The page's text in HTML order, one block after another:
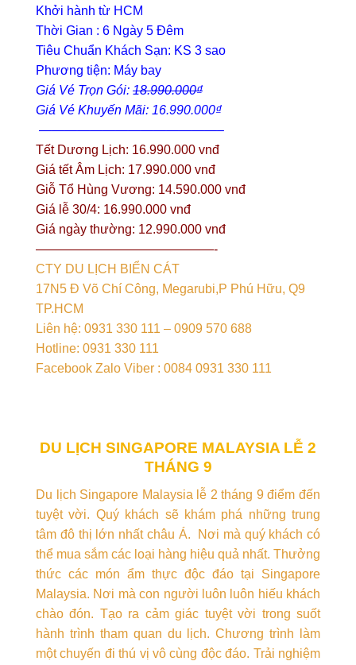
Khởi hành từ HCM
Thời Gian : 6 Ngày 5 Đêm
Tiêu Chuẩn Khách Sạn: KS 3 sao
Phương tiện: Máy bay
Giá Vé Trọn Gói: 18.990.000₫
Giá Vé Khuyến Mãi: 16.990.000₫
——————————————–
Tết Dương Lịch: 16.990.000 vnđ
Giá tết Âm Lịch: 17.990.000 vnđ
Giỗ Tổ Hùng Vương: 14.590.000 vnđ
Giá lễ 30/4: 16.990.000 vnđ
Giá ngày thường: 12.990.000 vnđ
——————————————-
CTY DU LỊCH BIỂN CÁT
17N5 Đ Võ Chí Công, Megarubi,P Phú Hữu, Q9
TP.HCM
Liên hệ: 0931 330 111 – 0909 570 688
Hotline: 0931 330 111
Facebook Zalo Viber : 0084 0931 330 111
DU LỊCH SINGAPORE MALAYSIA LỄ 2
THÁNG 9
Du lịch Singapore Malaysia lễ 2 tháng 9 điểm đến
tuyệt vời. Quý khách sẽ khám phá những trung
tâm đô thị lớn nhất châu Á. Nơi mà quý khách có
thể mua sắm các loại hàng hiệu quả nhất. Thưởng
thức các món ẩm thực độc đáo tại Singapore
Malaysia. Nơi mà con người luôn luôn hiếu khách
chào đón. Tạo ra cảm giác tuyệt vời trong suốt
hành trình tham quan du lịch. Chương trình làm
một chuyến đi thú vị vô cùng độc đáo. Trải nghiệm